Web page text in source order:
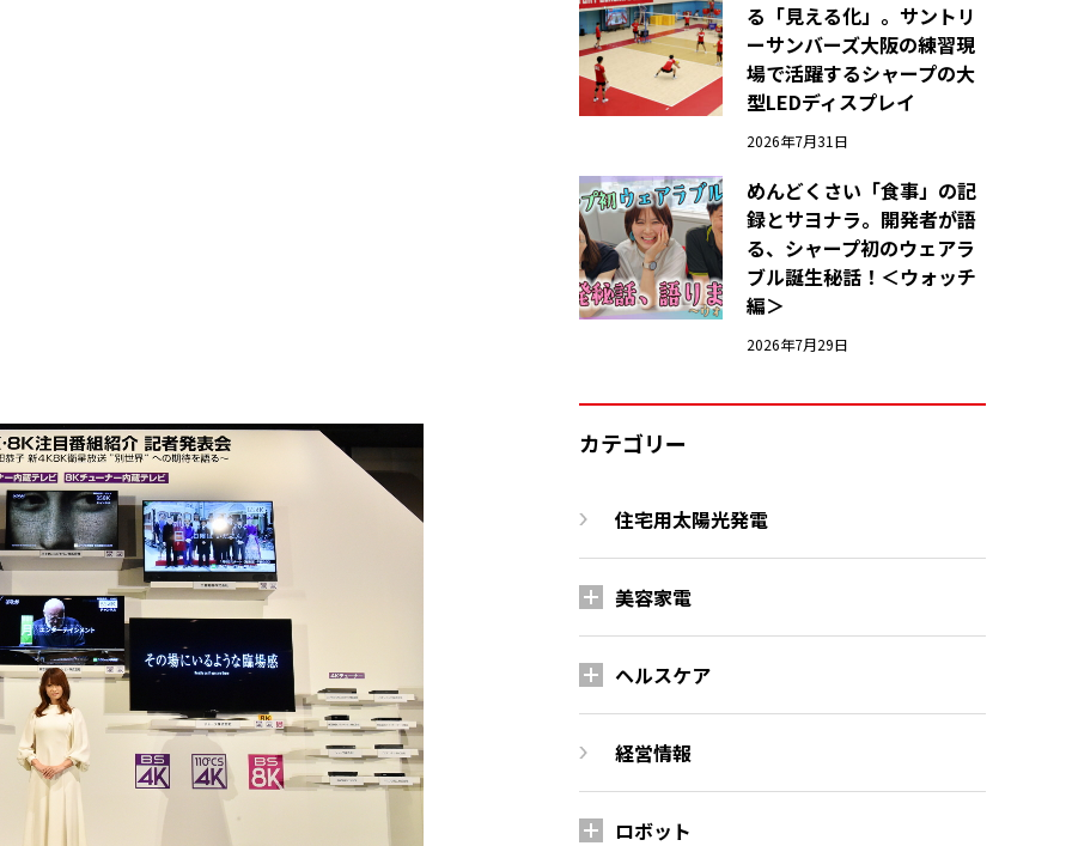
る「見える化」。サントリ
ーサンバーズ大阪の練習現
場で活躍するシャープの大
型LEDディスプレイ
2026年7月31日
めんどくさい「食事」の記
録とサヨナラ。開発者が語
る、シャープ初のウェアラ
ブル誕生秘話！＜ウォッチ
編＞
2026年7月29日
カテゴリー
住宅用太陽光発電
美容家電
ヘルスケア
経営情報
ロボット